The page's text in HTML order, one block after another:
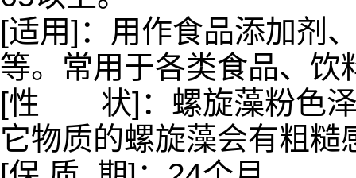
[适用]：用作食品添加剂
等。常用于各类食品、饮
[性 状]：螺旋藻粉色泽
它物质的螺旋藻会有粗糙